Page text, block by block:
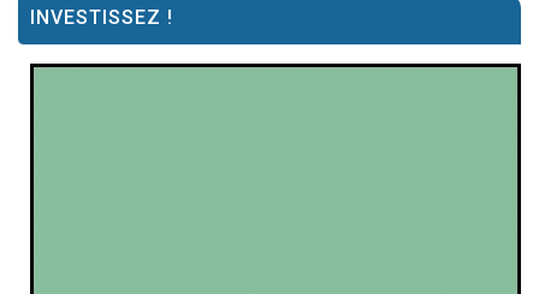
INVESTISSEZ !